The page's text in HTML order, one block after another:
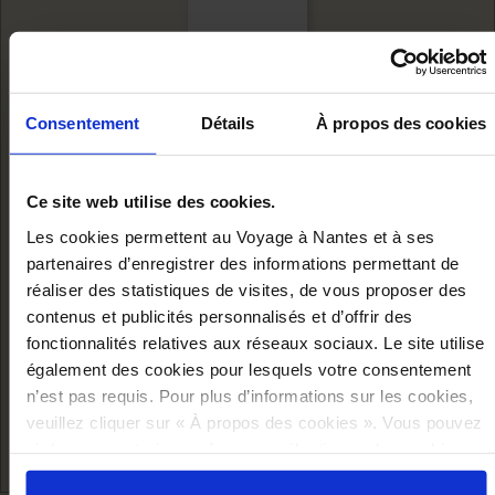
Consentement Détails À propos des cookies
Ce site web utilise des cookies.
Les cookies permettent au Voyage à Nantes et à ses
partenaires d’enregistrer des informations permettant de
réaliser des statistiques de visites, de vous proposer des
contenus et publicités personnalisés et d’offrir des
fonctionnalités relatives aux réseaux sociaux. Le site utilise
également des cookies pour lesquels votre consentement
n’est pas requis. Pour plus d’informations sur les cookies,
veuillez cliquer sur « À propos des cookies ». Vous pouvez
selon les finalités via l'onglet « Détails ». À tout moment,
FIGURINE
DRAGON DE
CALAIS
Ajouter au panier